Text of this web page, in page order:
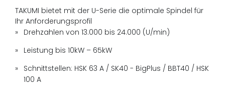
TAKUMI bietet mit der U-Serie die optimale Spindel für
Ihr Anforderungsprofil
Drehzahlen von 13.000 bis 24.000 (U/min)
Leistung bis 10kW – 65kW
Schnittstellen: HSK 63 A / SK40 - BigPlus / BBT40 / HSK
100 A